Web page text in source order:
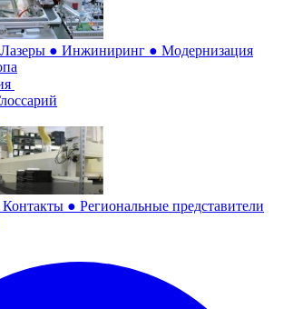
Лазеры ● Инжиниринг ● Модернизация
Контакты ● Региональные представители